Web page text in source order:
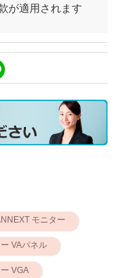
が適用されます
モニター
VAパネル
VGA